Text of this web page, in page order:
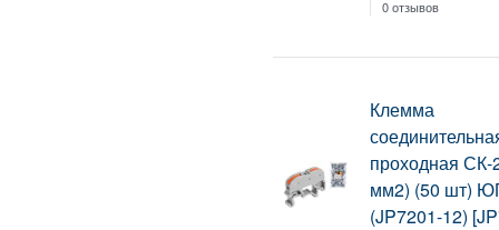
0 отзывов
Клемма
проходная СК-
мм2) (50 шт)
(JP7201-12)